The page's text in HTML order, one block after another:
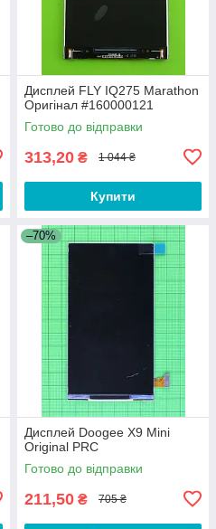
Дисплей FLY IQ275 Marathon
Оригінал #160000121
Готово до відправки
313,20 ₴ 1 044 ₴
Купити
–70%
Дисплей Doogee X9 Mini
Original PRC
Готово до відправки
211,50 ₴ 705 ₴